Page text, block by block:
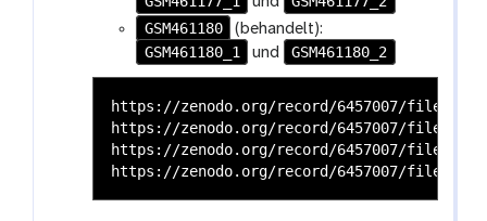
GSM461180
(behandelt):
GSM461180_1
und GSM461180_2
https://zenodo.org/record/6457007/files/
https://zenodo.org/record/6457007/files/
https://zenodo.org/record/6457007/files/